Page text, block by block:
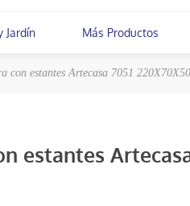
Jardín Más Productos
con estantes Artecasa 7051 220X70X50
estantes